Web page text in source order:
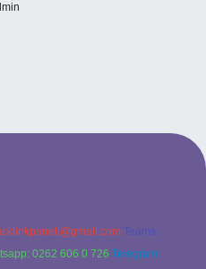
Teams:
0262 606 0 726 Telegram: